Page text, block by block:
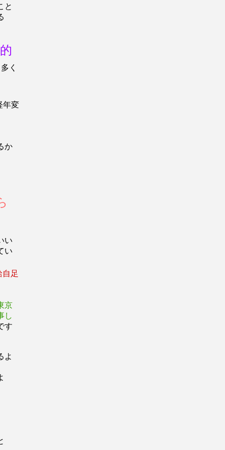
と
く
変
か
い
い
自足
京
し
す
よ